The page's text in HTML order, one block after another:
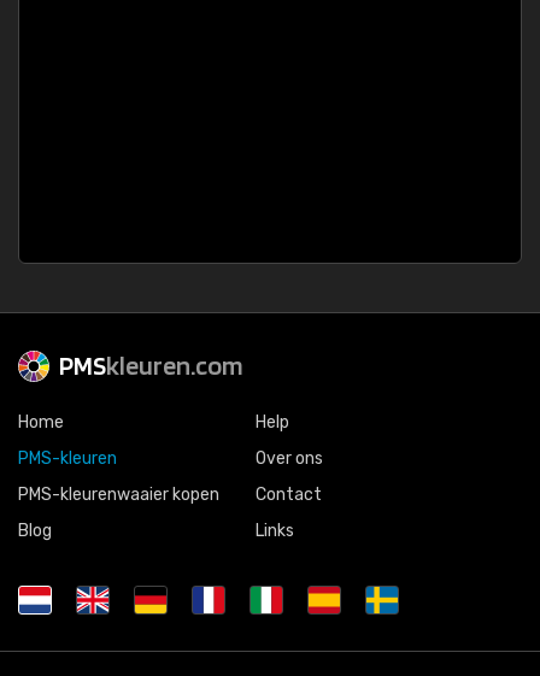
PMSkleuren.com
Home
PMS-kleuren
PMS-kleurenwaaier kopen
Blog
Help
Over ons
Contact
Links